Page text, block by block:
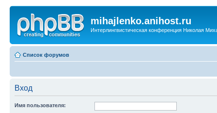
mihajlenko.anihost.ru
Интерлингвистическая конференция Николая
Список форумов
Вход
Имя пользователя: